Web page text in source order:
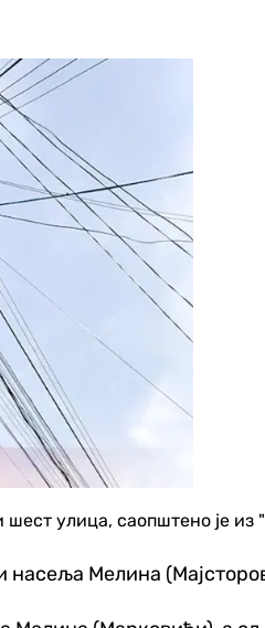
улица, саопштено је из
насеља Мелина